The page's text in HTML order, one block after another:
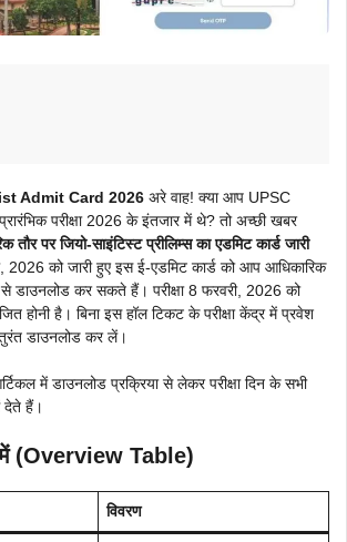
Admit Card 2026 अरे वाह! क्या आप UPSC
परीक्षा 2026 के इंतजार में थे? तो अच्छी खबर
तौर पर जियो-साइंटिस्ट प्रीलिम्स का एडमिट कार्ड जारी
2026 को जारी हुए इस ई-एडमिट कार्ड को आप आधिकारिक
से डाउनलोड कर सकते हैं। परीक्षा 8 फरवरी, 2026 को
होनी है। बिना इस हॉल टिकट के परीक्षा केंद्र में प्रवेश
डाउनलोड कर लें।
में डाउनलोड प्रक्रिया से लेकर परीक्षा दिन के सभी
देते हैं।
में (Overview Table)
विवरण